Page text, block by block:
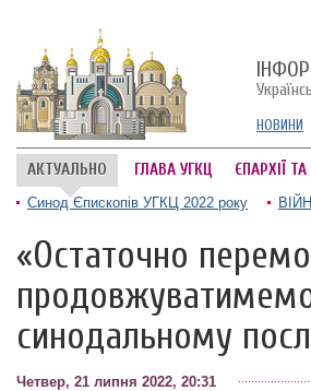
НОВИНИ
АКТУАЛЬНО ГЛАВА УГКЦ ЄПАРХІЇ
Синод Єпископів УГКЦ 2022 року
«Остаточно
синодальному
Четвер, 21 липня 2022, 20:31